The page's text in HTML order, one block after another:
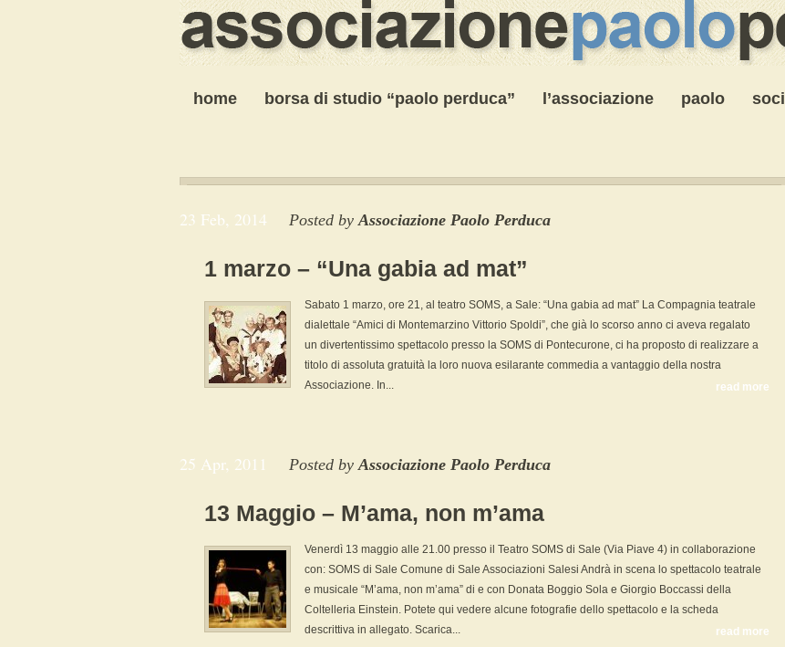
home borsa di studio “paolo perduca” l’associazione paolo soci
23 Feb, 2014 Posted byAssociazione Paolo Perduca
1 marzo – “Una gabia ad mat”
Sabato 1 marzo, ore 21, al teatro SOMS, a Sale: “Una gabia ad mat” La Compagnia teatrale
dialettale “Amici di Montemarzino Vittorio Spoldi”, che già lo scorso anno ci aveva regalato
un divertentissimo spettacolo presso la SOMS di Pontecurone, ci ha proposto di realizzare a
titolo di assoluta gratuità la loro nuova esilarante commedia a vantaggio della nostra
Associazione. In...
read more
25 Apr, 2011 Posted byAssociazione Paolo Perduca
13 Maggio – M’ama, non m’ama
Venerdì 13 maggio alle 21.00 presso il Teatro SOMS di Sale (Via Piave 4) in collaborazione
con: SOMS di Sale Comune di Sale Associazioni Salesi Andrà in scena lo spettacolo teatrale
e musicale “M’ama, non m’ama” di e con Donata Boggio Sola e Giorgio Boccassi della
Coltelleria Einstein. Potete qui vedere alcune fotografie dello spettacolo e la scheda
descrittiva in allegato. Scarica...
read more